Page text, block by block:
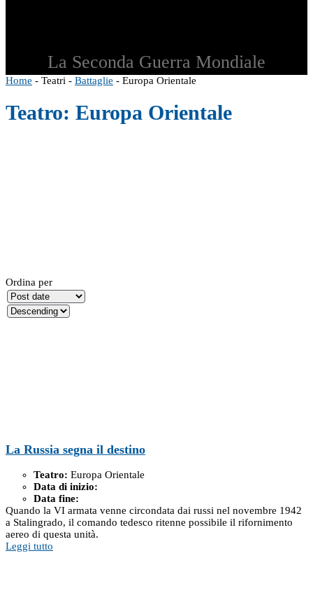
La Seconda Guerra Mondiale
Home - Teatri - Battaglie - Europa Orientale
Teatro: Europa Orientale
Ordina per
La Russia segna il destino
Teatro: Europa Orientale
Data di inizio:
Data fine:
Quando la VI armata venne circondata dai russi nel novembre 1942
a Stalingrado, il comando tedesco ritenne possibile il rifornimento
aereo di questa unità.
Leggi tutto